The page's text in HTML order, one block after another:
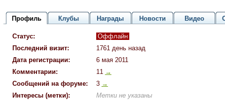
Профиль Клубы Награды Новости Видео
Статус:
Оффлайн
Последний визит:
1761 день назад
Дата регистрации:
6 мая 2011
Комментарии:
11 →
Cообщений на форуме:
3 →
Интересы (метки):
Метки не указаны